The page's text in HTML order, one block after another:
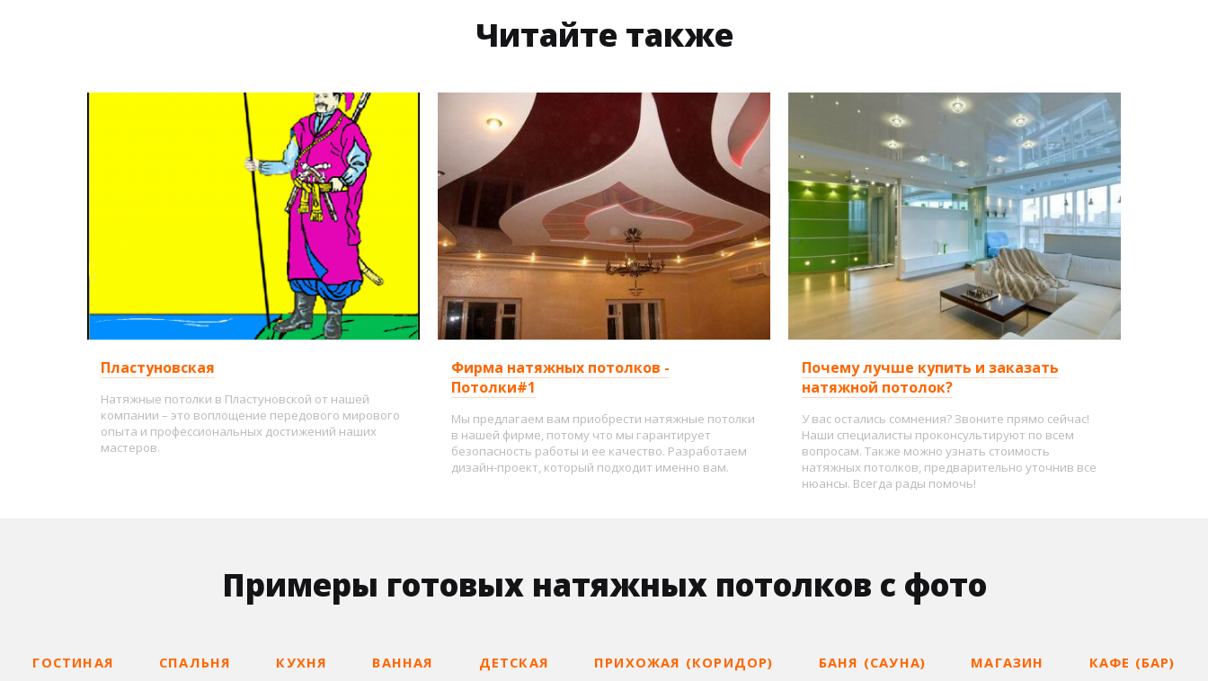
Читайте также
Пластуновская
Натяжные потолки в Пластуновской от нашей
компании – это воплощение передового мирового
опыта и профессиональных достижений наших
мастеров.
Фирма натяжных потолков -
Потолки#1
Мы предлагаем вам приобрести натяжные потолки
в нашей фирме, потому что мы гарантирует
безопасность работы и ее качество. Разработаем
дизайн-проект, который подходит именно вам.
Почему лучше купить и заказать
натяжной потолок?
У вас остались сомнения? Звоните прямо сейчас!
Наши специалисты проконсультируют по всем
вопросам. Также можно узнать стоимость
натяжных потолков, предварительно уточнив все
нюансы. Всегда рады помочь!
Примеры готовых натяжных потолков с фото
ГОСТИНАЯ СПАЛЬНЯ КУХНЯ ВАННАЯ ДЕТСКАЯ ПРИХОЖАЯ (КОРИДОР) БАНЯ (САУНА) МАГАЗИН КАФЕ (БАР)